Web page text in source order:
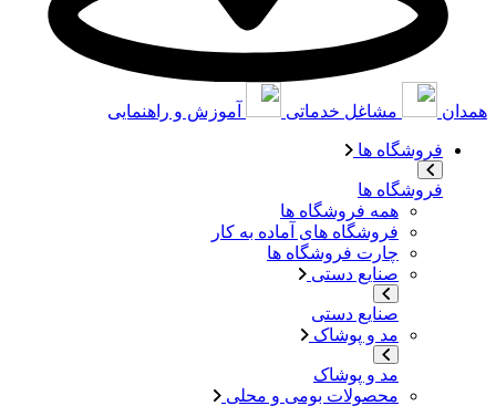
همدان مشاغل خدماتی آموزش و راهنمایی
فروشگاه ها
فروشگاه ها
همه فروشگاه ها
فروشگاه های آماده به کار
چارت فروشگاه ها
صنایع دستی
صنایع دستی
مد و پوشاک
مد و پوشاک
محصولات بومی و محلی